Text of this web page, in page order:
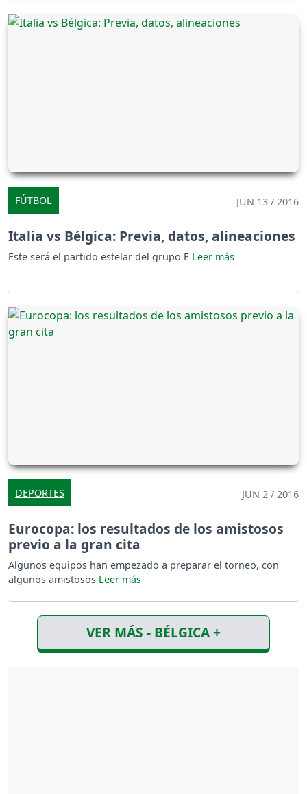
FÚTBOL JUN 13 / 2016
Italia vs Bélgica: Previa, datos, alineaciones
Este será el partido estelar del grupo E
DEPORTES JUN 2 / 2016
Eurocopa: los resultados de los amistosos
previo a la gran cita
Algunos equipos han empezado a preparar el torneo, con
algunos amistosos
VER MÁS - BÉLGICA +